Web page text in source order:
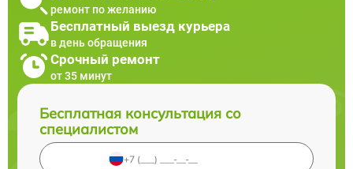
ремонт по желанию
Бесплатный выезд курьера
в день обращения
Срочный ремонт
от 35 минут
Бесплатная консультация со
специалистом